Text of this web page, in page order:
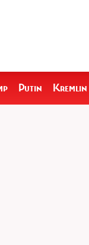
Putin Kremlin